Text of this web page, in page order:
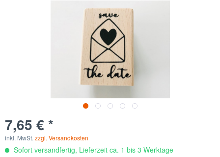
7,65 € *
inkl. MwSt. zzgl. Versandkosten
Sofort versandfertig, Lieferzeit ca. 1 bis 3 Werktage